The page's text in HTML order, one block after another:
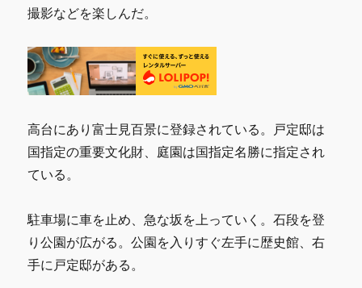
撮影などを楽しんだ。
高台にあり富士見百景に登録されている。戸定邸は
国指定の重要文化財、庭園は国指定名勝に指定され
ている。
駐車場に車を止め、急な坂を上っていく。石段を登
り公園が広がる。公園を入りすぐ左手に歴史館、右
手に戸定邸がある。